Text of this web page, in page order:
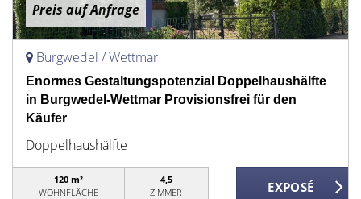
Preis auf Anfrage
Burgwedel / Wettmar
Enormes Gestaltungspotenzial Doppelhaushälfte
in Burgwedel-Wettmar Provisionsfrei für den
Käufer
Doppelhaushälfte
120 m²
WOHNFLÄCHE
4,5
ZIMMER